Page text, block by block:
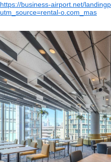
https://business-airport.net/
utm_source=rental-o.com_mas